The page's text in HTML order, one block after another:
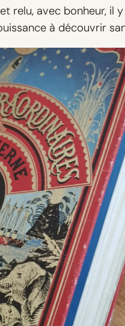
et relu, avec bonheur,
à découvrir